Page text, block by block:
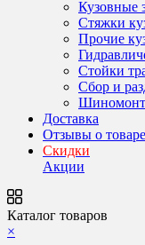
Кузовные
Стяжки
Прочие
Стойки
Сбор и
Доставка
Отзывы о товаре
Скидки
Акции
Каталог товаров
×